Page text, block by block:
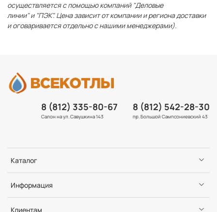
осуществляется с помощью компаний "Деловые
линии" и "ПЭК". Цена зависит от компании и региона доставки
и оговаривается отдельно с нашими менеджерами).
Каталог
Информация
Клиентам
8 (812) 335-80-67
Салон на ул. Савушкина 143
8 (812) 542-28-30
пр. Большой Сампсониевский 43